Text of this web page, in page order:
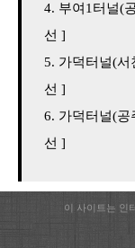
부여1터널(
선 ]
가덕터널(서
선 ]
가덕터널(공
선 ]
이 사이트는 인